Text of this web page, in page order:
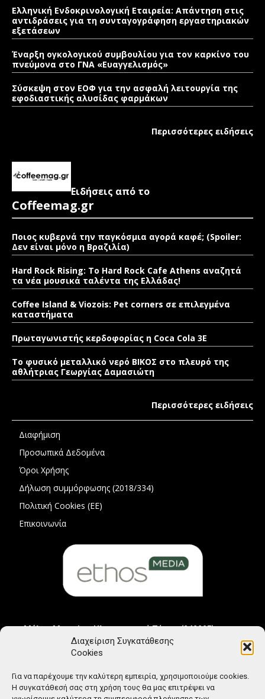
Διαχείριση Συγκατάθεσης
Cookies
Για να παρέχουμε την καλύτερη εμπειρία, χρησιμοποιούμε cookies.
Η συγκατάθεσή σας στη χρήση τους θα μας επιτρέψει να
Ελληνική Ενδοκρινολογική Εταιρεία: Απάντηση στις
αντιδράσεις για τη συνταγογράφηση εργαστηριακών
εξετάσεων
Έναρξη ογκολογικού συμβουλίου για τον καρκίνο του
πνεύμονα στο ΓΝΑ «Ευαγγελισμός»
Σύσκεψη στον ΕΟΦ για την ασφαλή λειτουργία της
εφοδιαστικής αλυσίδας φαρμάκων
Περισσότερες ειδήσεις
Ειδήσεις από το
Coffeemag.gr
Ποιος κυβερνά την παγκόσμια αγορά καφέ; (Spoiler:
Δεν είναι μόνο η Βραζιλία)
Hard Rock Rising: Το Hard Rock Cafe Athens αναζητά
τα νέα μουσικά ταλέντα της Ελλάδας!
Coffee Island & Viozois: Pet corners σε επιλεγμένα
καταστήματα
Πρωταγωνιστής κερδοφορίας η Coca Cola 3E
Το φυσικό μεταλλικό νερό ΒΙΚΟΣ στο πλευρό της
αθλήτριας Γεωργίας Δαμασιώτη
Περισσότερες ειδήσεις
Διαφήμιση
Προσωπικά Δεδομένα
Όροι Χρήσης
Δήλωση συμμόρφωσης (2018/334)
Πολιτική Cookies (ΕΕ)
Επικοινωνία
Μέλος Μητρώου Ηλεκτρονικού Τύπου (242225)